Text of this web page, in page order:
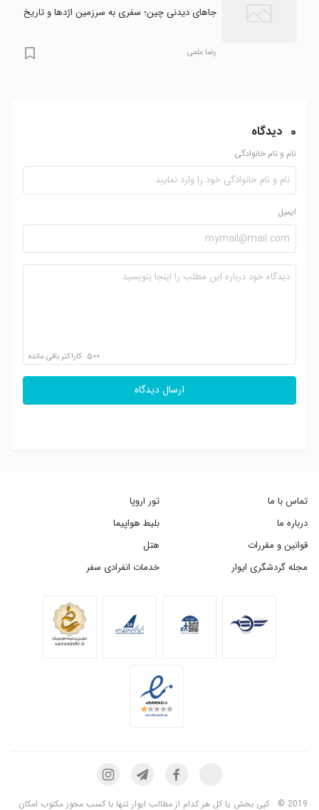
جاهای دیدنی چین؛ سفری به سرزمین اژدها و تاریخ
رضا علمی
0 دیدگاه
نام و نام خانوادگی
ایمیل
500 کاراکتر باقی مانده
ارسال دیدگاه
تماس با ما
درباره ما
قوانین و مقررات
مجله گردشگری ایوار
تور اروپا
بلیط هواپیما
هتل
خدمات انفرادی سفر
2019 © کپی بخش یا کل هر کدام از مطالب ایوار تنها با کسب مجوز مکتوب امکان